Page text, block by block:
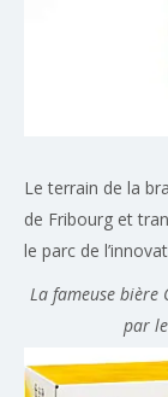
Le terrain de la
de Fribourg et
le parc de
La fameuse
par